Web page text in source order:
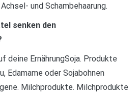
und Schambehaarung.
senken den
deine ErnährungSoja. Produkte
Edamame oder Sojabohnen
Milchprodukte. Milchprodukte